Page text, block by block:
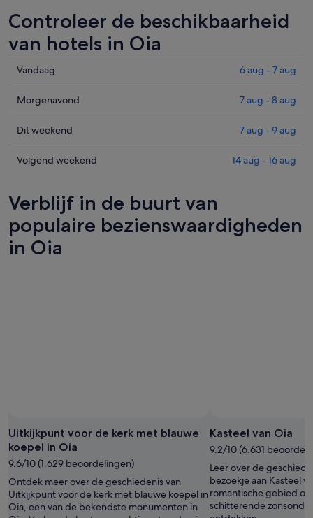
Controleer de beschikbaarheid
van hotels in Oia
Prijzen
Oia
vanavond,
aug
aug,
bekijken
Vandaag 6 aug - 7 aug
Prijzen
Oia
morgenavond,
-
aug,
bekijken
Morgenavond 7 aug - 8 aug
Prijzen
Oia
weekend,
aug
-
Dit weekend 7 aug - 9 aug
Prijzen
voor
volgend
weekend,
14
Volgend weekend 14 aug - 16 aug
Verblijf in de buurt van
populaire bezienswaardigheden
in Oia
Uitkijkpunt voor de kerk met blauwe
koepel in Oia
9.6/10 (1.629 beoordelingen)
Ontdek meer over de geschiedenis van
Uitkijkpunt voor de kerk met blauwe koepel in
Oia, een van de bekendste monumenten in
Kasteel van Oia
9.2/10 (6.631
Leer over de
bezoekje aan Kasteel
romantische gebied
schitterende